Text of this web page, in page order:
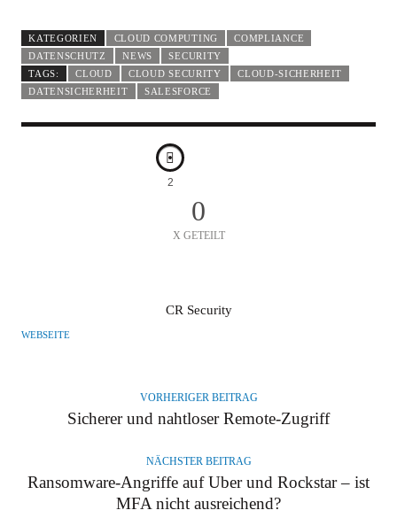
KATEGORIEN CLOUD COMPUTING
COMPLIANCE
DATENSCHUTZ
NEWS
SECURITY
TAGS:
CLOUD CLOUD SECURITY
CLOUD-SICHERHEIT
DATENSICHERHEIT
SALESFORCE
2
0
X GETEILT
U
CR Security
WEBSEITE
VORHERIGER BEITRAG
Sicherer und nahtloser Remote-Zugriff
NÄCHSTER BEITRAG
Ransomware-Angriffe auf Uber und Rockstar – ist
MFA nicht ausreichend?